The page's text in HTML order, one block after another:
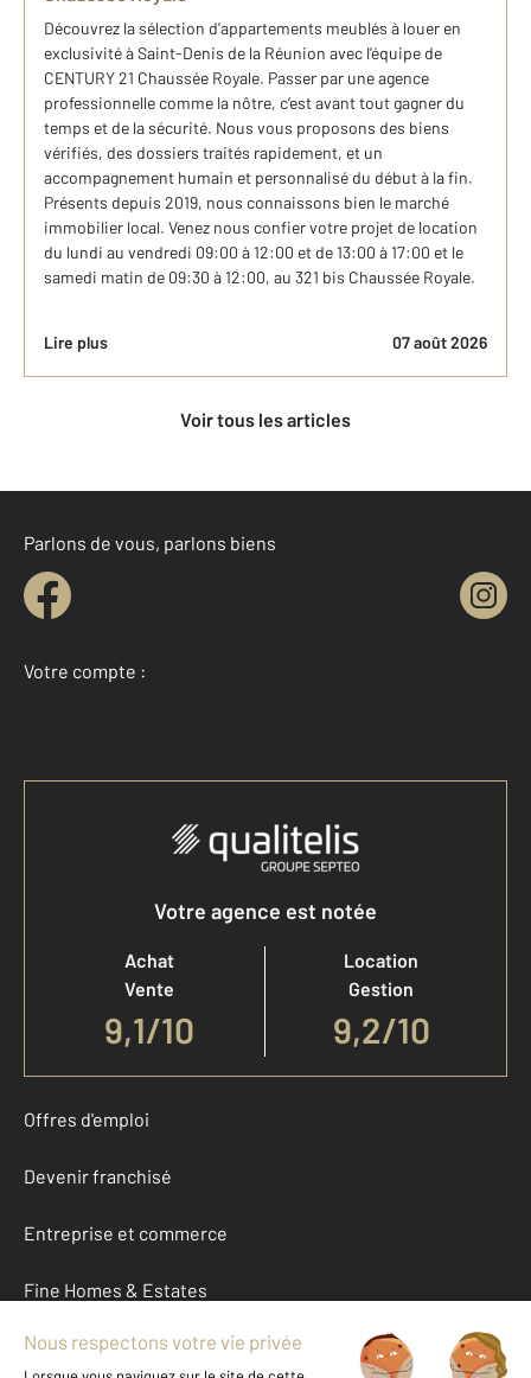
​Découvrez la sélection d'appartements meublés à louer en
exclusivité à Saint-Denis de la Réunion avec l'équipe de
CENTURY 21 Chaussée Royale. Passer par une agence
professionnelle comme la nôtre, c’est avant tout gagner du
temps et de la sécurité. Nous vous proposons des biens
vérifiés, des dossiers traités rapidement, et un
accompagnement humain et personnalisé du début à la fin.
Présents depuis 2019, nous connaissons bien le marché
immobilier local. Venez nous confier votre projet de location
du lundi au vendredi 09:00 à 12:00 et de 13:00 à 17:00 et le
samedi matin de 09:30 à 12:00, au 321 bis Chaussée Royale.
Lire plus 07 août 2026
Voir tous les articles
Parlons de vous, parlons biens
Votre compte :
Accéder à mon compte
Votre agence est notée
Achat
Vente
9,1/10
Location
Gestion
9,2/10
Offres d'emploi
Devenir franchisé
Entreprise et commerce
Fine Homes & Estates
À propos